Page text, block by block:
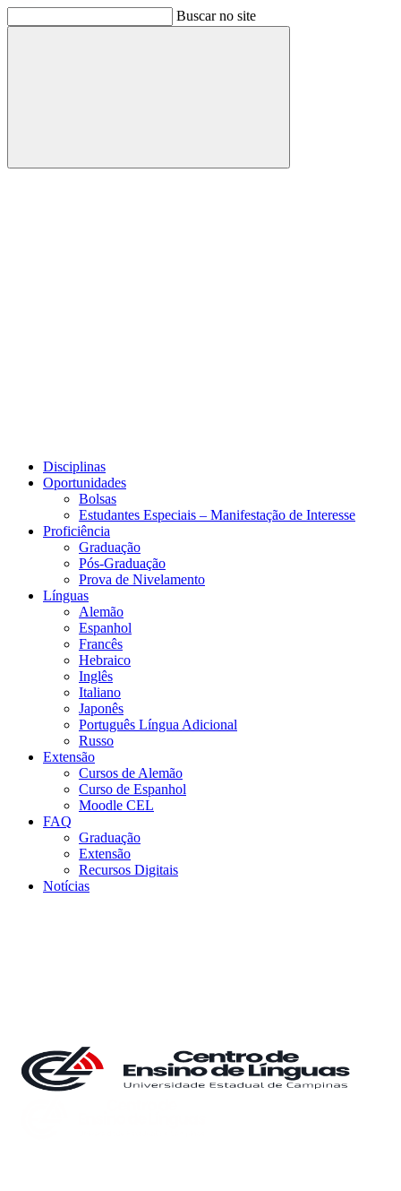
Buscar no site
Buscar
Disciplinas
Oportunidades
Bolsas
Estudantes Especiais – Manifestação de Interesse
Proficiência
Graduação
Pós-Graduação
Prova de Nivelamento
Línguas
Alemão
Espanhol
Francês
Hebraico
Inglês
Italiano
Japonês
Português Língua Adicional
Russo
Extensão
Cursos de Alemão
Curso de Espanhol
Moodle CEL
FAQ
Graduação
Extensão
Recursos Digitais
Notícias